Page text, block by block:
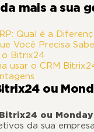
mais a sua
Qual é a
Você Precisa
Bitrix24
usar o CRM
ou
Bitrix24 ou Monday
da sua